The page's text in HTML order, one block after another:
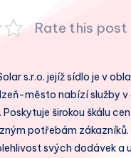
Rate this post
s.r.o. jejíž sídlo je v
město nabízí služby
širokou škálu
potřebám zákazníků.
svých dodávek a